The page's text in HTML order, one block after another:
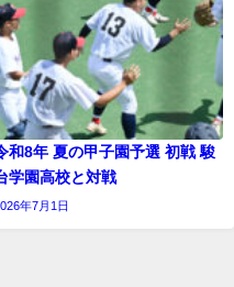
和8年 夏の甲子園予選 初戦 駿
学園高校と対戦
年7月1日